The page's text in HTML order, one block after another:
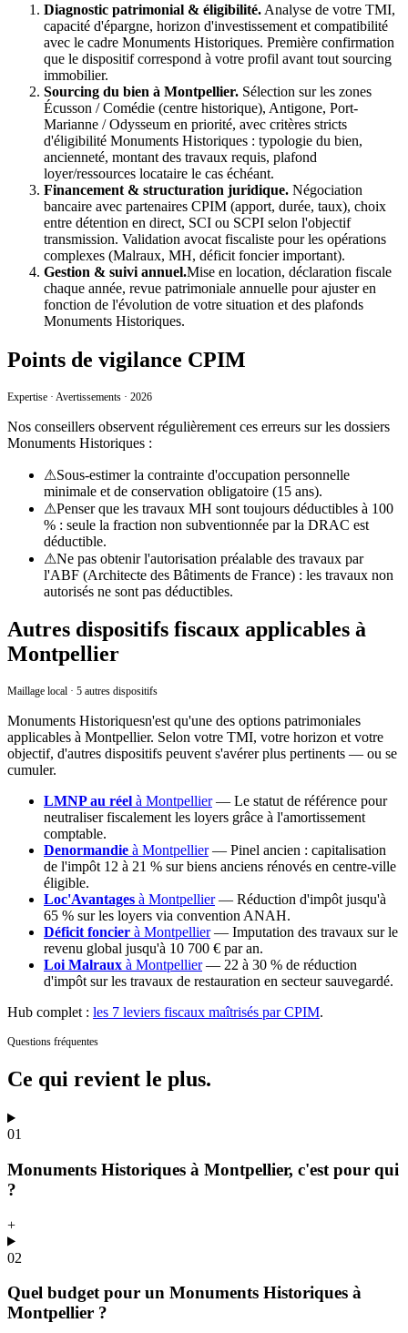
Diagnostic patrimonial & éligibilité. Analyse de votre TMI,
capacité d'épargne, horizon d'investissement et compatibilité
avec le cadre Monuments Historiques. Première confirmation
que le dispositif correspond à votre profil avant tout sourcing
immobilier.
Sourcing du bien à Montpellier. Sélection sur les zones
Écusson / Comédie (centre historique), Antigone, Port-
Marianne / Odysseum en priorité, avec critères stricts
d'éligibilité Monuments Historiques : typologie du bien,
ancienneté, montant des travaux requis, plafond
loyer/ressources locataire le cas échéant.
Financement & structuration juridique. Négociation
bancaire avec partenaires CPIM (apport, durée, taux), choix
entre détention en direct, SCI ou SCPI selon l'objectif
transmission. Validation avocat fiscaliste pour les opérations
complexes (Malraux, MH, déficit foncier important).
Gestion & suivi annuel.Mise en location, déclaration fiscale
chaque année, revue patrimoniale annuelle pour ajuster en
fonction de l'évolution de votre situation et des plafonds
Monuments Historiques.
Points de vigilance CPIM
Expertise · Avertissements · 2026
Nos conseillers observent régulièrement ces erreurs sur les dossiers
Monuments Historiques :
⚠Sous-estimer la contrainte d'occupation personnelle
minimale et de conservation obligatoire (15 ans).
⚠Penser que les travaux MH sont toujours déductibles à 100
% : seule la fraction non subventionnée par la DRAC est
déductible.
⚠Ne pas obtenir l'autorisation préalable des travaux par
l'ABF (Architecte des Bâtiments de France) : les travaux non
autorisés ne sont pas déductibles.
Autres dispositifs fiscaux applicables à
Montpellier
Maillage local · 5 autres dispositifs
Monuments Historiquesn'est qu'une des options patrimoniales
applicables à Montpellier. Selon votre TMI, votre horizon et votre
objectif, d'autres dispositifs peuvent s'avérer plus pertinents — ou se
cumuler.
LMNP au réel à Montpellier — Le statut de référence pour
neutraliser fiscalement les loyers grâce à l'amortissement
comptable.
Denormandie à Montpellier — Pinel ancien : capitalisation
de l'impôt 12 à 21 % sur biens anciens rénovés en centre-ville
éligible.
Loc'Avantages à Montpellier — Réduction d'impôt jusqu'à
65 % sur les loyers via convention ANAH.
Déficit foncier à Montpellier — Imputation des travaux sur le
revenu global jusqu'à 10 700 € par an.
Loi Malraux à Montpellier — 22 à 30 % de réduction
d'impôt sur les travaux de restauration en secteur sauvegardé.
Hub complet : les 7 leviers fiscaux maîtrisés par CPIM.
Questions fréquentes
Ce qui revient le plus.
01
Monuments Historiques à Montpellier, c'est pour qui
?
+
02
Quel budget pour un Monuments Historiques à
Montpellier ?